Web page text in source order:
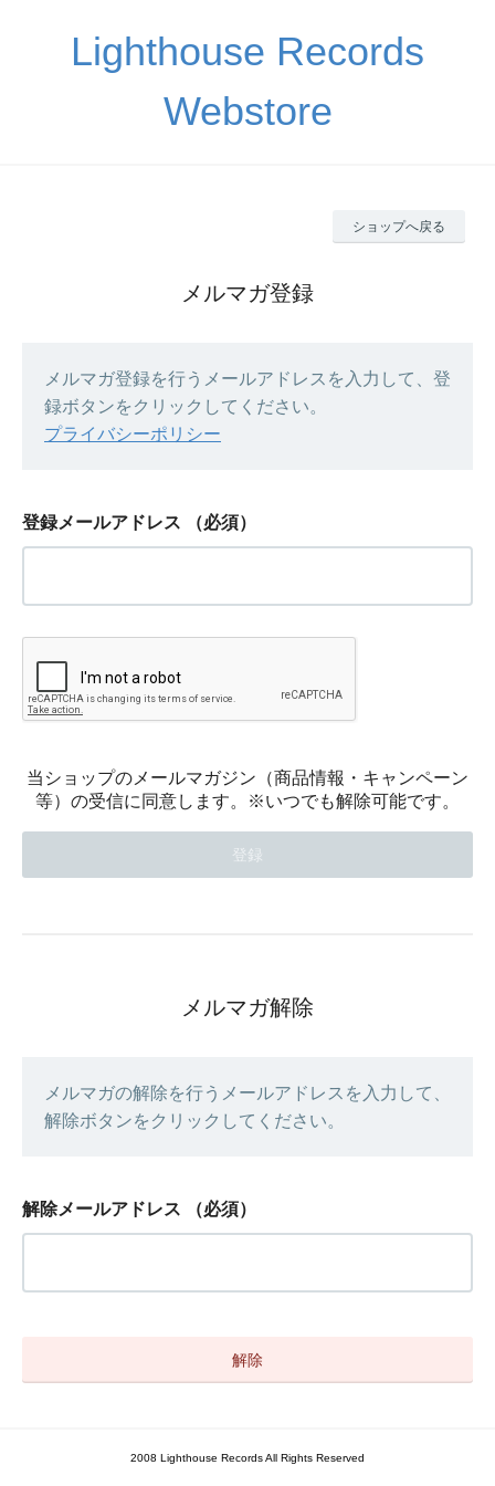
Lighthouse Records
Webstore
ショップへ戻る
メルマガ登録
メルマガ登録を行うメールアドレスを入力して、登
録ボタンをクリックしてください。
プライバシーポリシー
登録メールアドレス （必須）
当ショップのメールマガジン（商品情報・キャンペーン
等）の受信に同意します。※いつでも解除可能です。
メルマガ解除
メルマガの解除を行うメールアドレスを入力して、
解除ボタンをクリックしてください。
解除メールアドレス （必須）
2008 Lighthouse Records All Rights Reserved